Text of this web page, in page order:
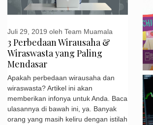
3 Perbedaan Wirausaha &
Wiraswasta yang Paling
Mendasar
Juli 29, 2019 oleh Team Muamala
Apakah perbedaan wirausaha dan
wiraswasta? Artikel ini akan
memberikan infonya untuk Anda. Baca
ulasannya di bawah ini, ya. Banyak
orang yang masih keliru dengan istilah